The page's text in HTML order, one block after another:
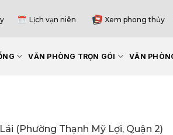
Lịch vạn niên Xem phong thủy
VĂN PHÒNG TRỌN GÓI VĂN
(Phường Thạnh Mỹ Lợi, Quận 2)